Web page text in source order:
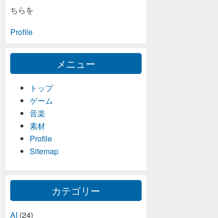
ちらを
Profile
メニュー
トップ
ゲーム
音楽
素材
Profile
Sitemap
カテゴリー
AI (24)